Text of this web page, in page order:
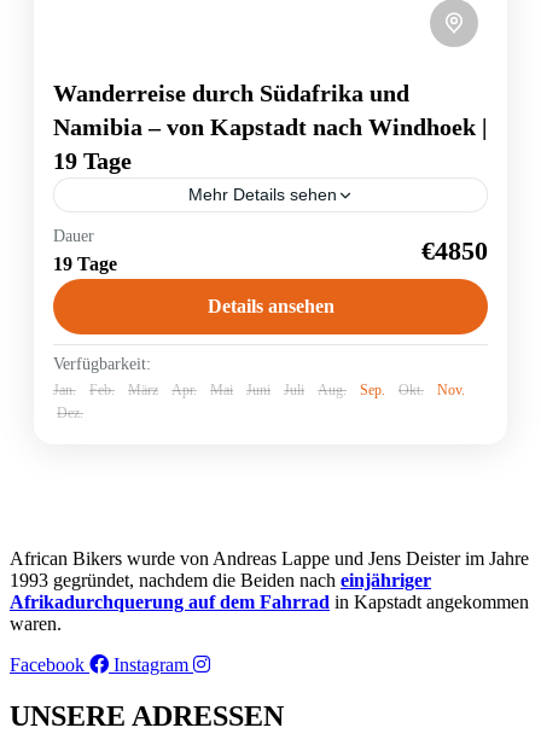
Wanderreise durch Südafrika und
Namibia – von Kapstadt nach Windhoek |
19 Tage
Mehr Details sehen
Auf dieser außergewöhnlichen Wanderreise lernen
echte Naturliebhaber das südliche Afrika hautnah
kennen. Sie wandern auf dieser Erlebnisreise im
Pfanzenparadies am Kap der Guten Hoffnung,
Dauer
19 Tage €4850
Details ansehen
Verfügbarkeit:
Jan. Feb. März Apr. Mai Juni Juli Aug. Sep. Okt.
Nov.
Dez.
African Bikers wurde von Andreas Lappe und Jens Deister im Jahre
1993 gegründet, nachdem die Beiden nach einjähriger
Afrikadurchquerung auf dem Fahrrad in Kapstadt angekommen
waren.
Facebook
Instagram
UNSERE ADRESSEN